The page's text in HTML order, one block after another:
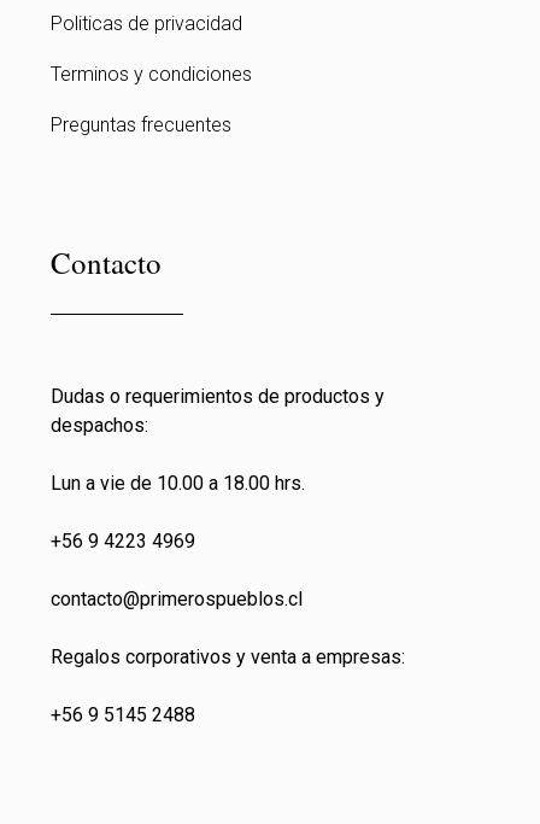
Politicas de privacidad
Terminos y condiciones
Preguntas frecuentes
Contacto
Dudas o requerimientos de productos y
despachos:
Lun a vie de 10.00 a 18.00 hrs.
+56 9 4223 4969
contacto@primerospueblos.cl
Regalos corporativos y venta a empresas:
+56 9 5145 2488